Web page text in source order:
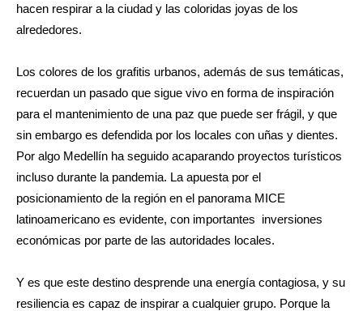
hacen respirar a la ciudad y las coloridas joyas de los
alrededores.
Los colores de los grafitis urbanos, además de sus temáticas,
recuerdan un pasado que sigue vivo en forma de inspiración
para el mantenimiento de una paz que puede ser frágil, y que
sin embargo es defendida por los locales con uñas y dientes.
Por algo Medellín ha seguido acaparando proyectos turísticos
incluso durante la pandemia. La apuesta por el
posicionamiento de la región en el panorama MICE
latinoamericano es evidente, con importantes inversiones
económicas por parte de las autoridades locales.
Y es que este destino desprende una energía contagiosa, y su
resiliencia es capaz de inspirar a cualquier grupo. Porque la